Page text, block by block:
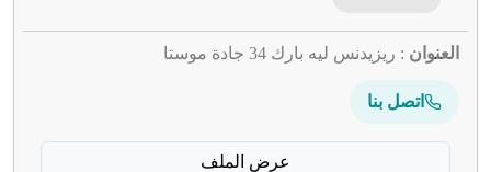
العنوان : ريزيدنس ليه بارك 34 جادة موستا
اتصل بنا
عرض الملف